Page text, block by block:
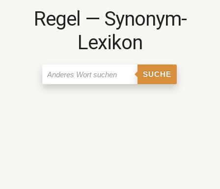
Regel ― Synonym-
Lexikon
SUCHE